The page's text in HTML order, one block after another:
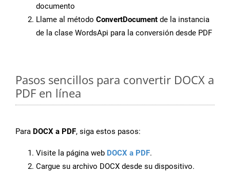
documento
Llame al método ConvertDocument de la instancia
de la clase WordsApi para la conversión desde PDF
Pasos sencillos para convertir DOCX a
PDF en línea
Para DOCX a PDF, siga estos pasos:
Visite la página web DOCX a PDF.
Cargue su archivo DOCX desde su dispositivo.